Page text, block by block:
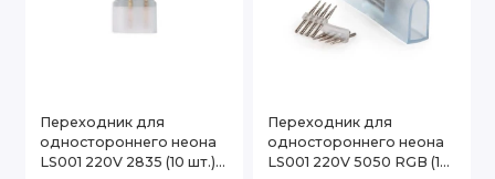
Переходник для
одностороннего неона
LS001 220V 2835 (10 шт.)
Переходник для
одностороннего неона
LS001 220V 5050 RGB (10